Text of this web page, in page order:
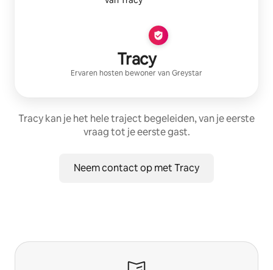
Tracy
Ervaren hosten bewoner van Greystar
Tracy kan je het hele traject begeleiden, van je eerste
vraag tot je eerste gast.
Neem contact op met Tracy